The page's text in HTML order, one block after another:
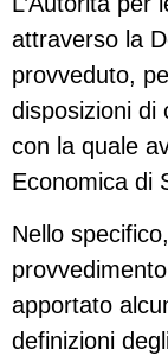
attraverso la
provveduto,
disposizioni di
con la quale
Economica di
Nello
apportato
definizioni